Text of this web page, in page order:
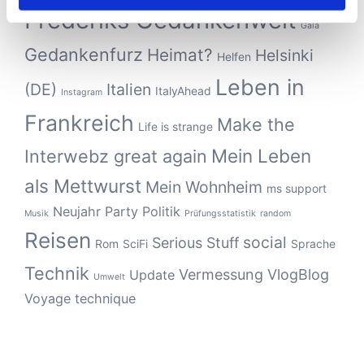
Frederiks Gedankenwelt Gala
Gedankenfurz Heimat? Helfen Helsinki
(DE)
Instagram Italien ItalyAhead Leben in
Frankreich Life is strange Make the
Interwebz great again Mein Leben
als Mettwurst Mein Wohnheim ms support
Musik Neujahr Party Politik Prüfungsstatistik random
Reisen Rom SciFi Serious Stuff social Sprache
Technik Umwelt Update Vermessung VlogBlog
Voyage technique